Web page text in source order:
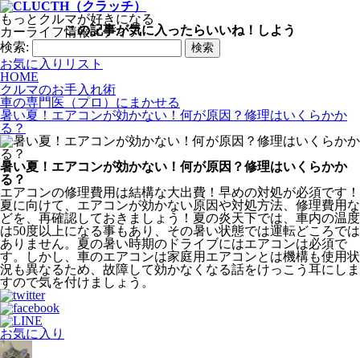
もっとクルマが好きになる
カーライフ情報メディア
検索:
お気に入りリスト
HOME
クルマのお手入れ術
車の専門医（プロ）にまかせる
暑い夏！エアコンが効かない！何が原因？修理はいくらかか
る？
暑い夏！エアコンが効かない！何が原因？修理はいくらかか
る？
エアコンの修理費用は結構な大出費！早めの対処が必須です！
夏に向けて、エアコンが効かない原因や対処方法、修理費用な
どを、再確認しておきましょう！夏の炎天下では、車内の温度
は50度以上になる事もあり、その暑い状態では運転どころでは
ありません。夏の暑い時期のドライブにはエアコンは必須で
す。しかし、車のエアコンは家庭用エアコンとは機構も使用状
況も異なるため、故障して効かなくなる話をけっこう耳にしま
すので気を付けましょう。
お気に入り
この記事が気に入ったらいいね！しよう